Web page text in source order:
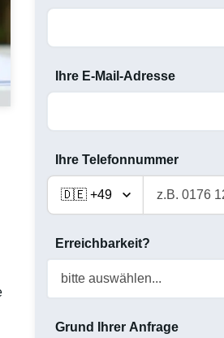
Ihre E-Mail-Adresse
Ihre Telefonnummer
Erreichbarkeit?
Grund Ihrer Anfrage